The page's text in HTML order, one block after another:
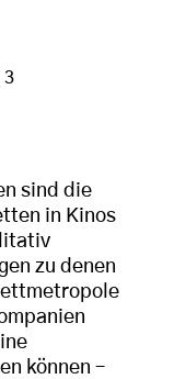
sind die
in Kinos
zu denen
können –